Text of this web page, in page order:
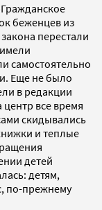
беженцев из
перестали
самостоятельно
Еще не было
в редакции
центр все время
скидывались
и теплые
детей
детям,
по-прежнему